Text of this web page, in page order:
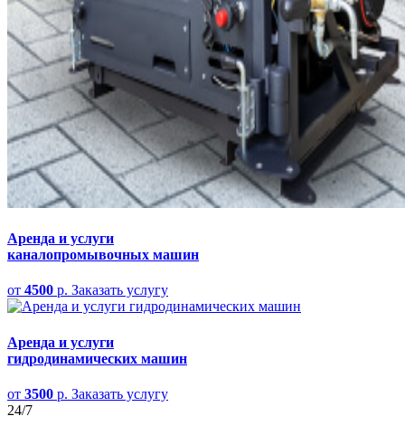
Аренда и услуги
каналопромывочных мaшин
от 4500 р. Заказать услугу
Аренда и услуги
гидродинамических машин
от 3500 р. Заказать услугу
24/7